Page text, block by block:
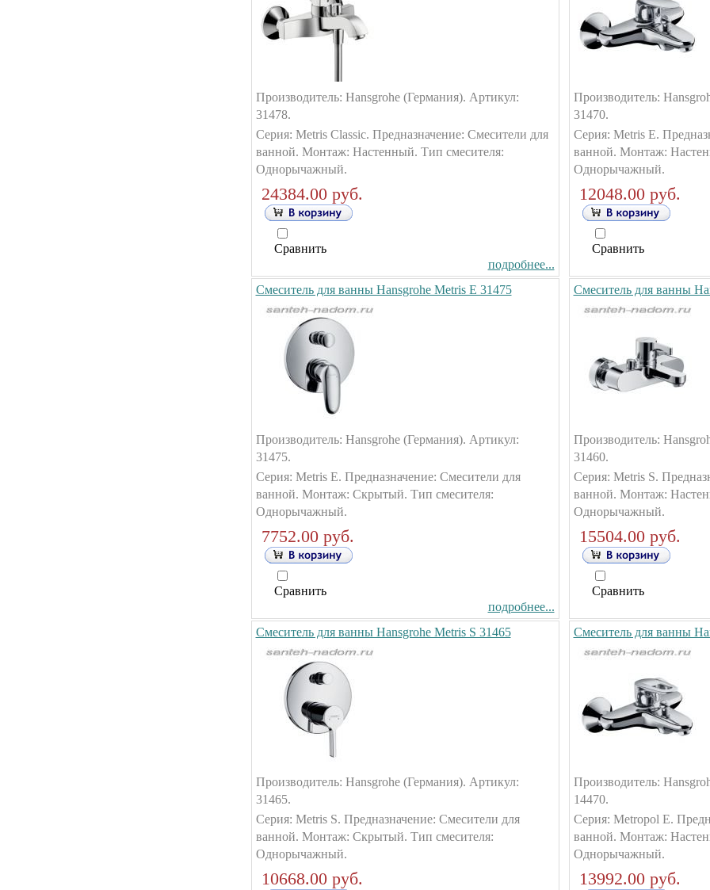
Производитель: Hansgrohe (Германия). Артикул:
31478.
Серия: Metris Classic. Предназначение: Смесители для
ванной. Монтаж: Настенный. Тип смесителя:
Однорычажный.
24384.00 руб.
Сравнить
подробнее...
Производитель:
31470.
Серия: Metris E.
ванной. Монтаж:
Однорычажный.
12048.00 руб.
Сравнить
Смеситель для ванны Hansgrohe Metris E 31475
Производитель: Hansgrohe (Германия). Артикул:
31475.
Серия: Metris E. Предназначение: Смесители для
ванной. Монтаж: Скрытый. Тип смесителя:
Однорычажный.
7752.00 руб.
Сравнить
подробнее...
Смеситель для ванны
Производитель:
31460.
Серия: Metris S.
ванной. Монтаж:
Однорычажный.
15504.00 руб.
Сравнить
Смеситель для ванны Hansgrohe Metris S 31465
Производитель: Hansgrohe (Германия). Артикул:
31465.
Серия: Metris S. Предназначение: Смесители для
ванной. Монтаж: Скрытый. Тип смесителя:
Однорычажный.
10668.00 руб.
Смеситель для ванны
Производитель:
14470.
Серия: Metropol E.
ванной. Монтаж:
Однорычажный.
13992.00 руб.